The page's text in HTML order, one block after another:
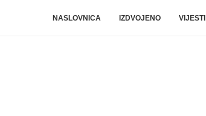
NASLOVNICA IZDVOJENO VIJESTI